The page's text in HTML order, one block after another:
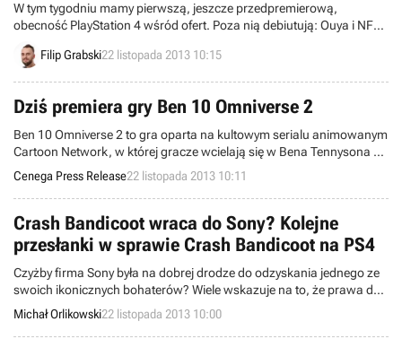
W tym tygodniu mamy pierwszą, jeszcze przedpremierową,
obecność PlayStation 4 wśród ofert. Poza nią debiutują: Ouya i NFS
Rivals, ale mamy też kilka niezłych propozycji z Empiku.
Filip Grabski22 listopada 2013 10:15
Dziś premiera gry Ben 10 Omniverse 2
Ben 10 Omniverse 2 to gra oparta na kultowym serialu animowanym
Cartoon Network, w której gracze wcielają się w Bena Tennysona –
nastolatka walczącego z obcymi.
Cenega Press Release22 listopada 2013 10:11
Crash Bandicoot wraca do Sony? Kolejne
przesłanki w sprawie Crash Bandicoot na PS4
Czyżby firma Sony była na dobrej drodze do odzyskania jednego ze
swoich ikonicznych bohaterów? Wiele wskazuje na to, że prawa do
marki Crash Bandicoot wrócą do japońskiego producenta.
Michał Orlikowski22 listopada 2013 10:00